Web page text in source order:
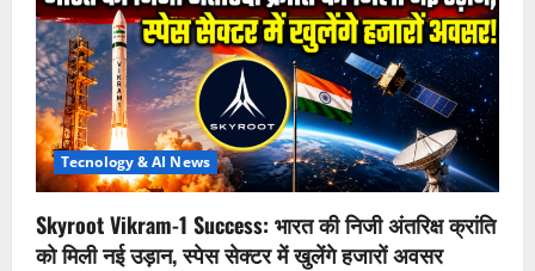
Tecnology & AI News
Skyroot Vikram-1 Success: भारत की निजी अंतरिक्ष क्रांति
को मिली नई उड़ान, स्पेस सेक्टर में खुलेंगे हजारों अवसर